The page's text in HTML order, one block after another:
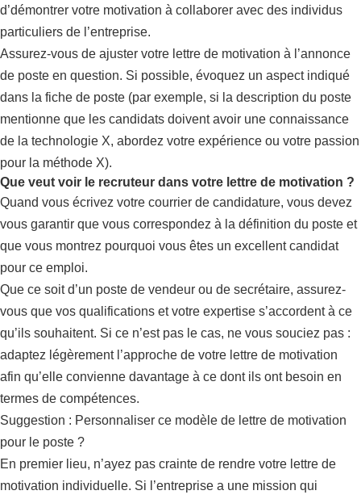
d’démontrer votre motivation à collaborer avec des individus
particuliers de l’entreprise.
Assurez-vous de ajuster votre lettre de motivation à l’annonce
de poste en question. Si possible, évoquez un aspect indiqué
dans la fiche de poste (par exemple, si la description du poste
mentionne que les candidats doivent avoir une connaissance
de la technologie X, abordez votre expérience ou votre passion
pour la méthode X).
Que veut voir le recruteur dans votre lettre de motivation ?
Quand vous écrivez votre courrier de candidature, vous devez
vous garantir que vous correspondez à la définition du poste et
que vous montrez pourquoi vous êtes un excellent candidat
pour ce emploi.
Que ce soit d’un poste de vendeur ou de secrétaire, assurez-
vous que vos qualifications et votre expertise s’accordent à ce
qu’ils souhaitent. Si ce n’est pas le cas, ne vous souciez pas :
adaptez légèrement l’approche de votre lettre de motivation
afin qu’elle convienne davantage à ce dont ils ont besoin en
termes de compétences.
Suggestion : Personnaliser ce modèle de lettre de motivation
pour le poste ?
En premier lieu, n’ayez pas crainte de rendre votre lettre de
motivation individuelle. Si l’entreprise a une mission qui